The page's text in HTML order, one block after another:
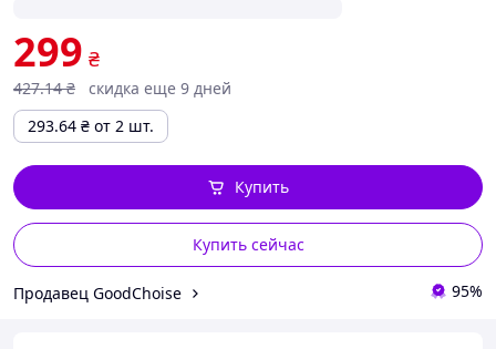
299 ₴
427.14 ₴
скидка еще 9 дней
293.64 ₴ от 2 шт.
Купить сейчас
Купить
Продавец GoodChoise 95%